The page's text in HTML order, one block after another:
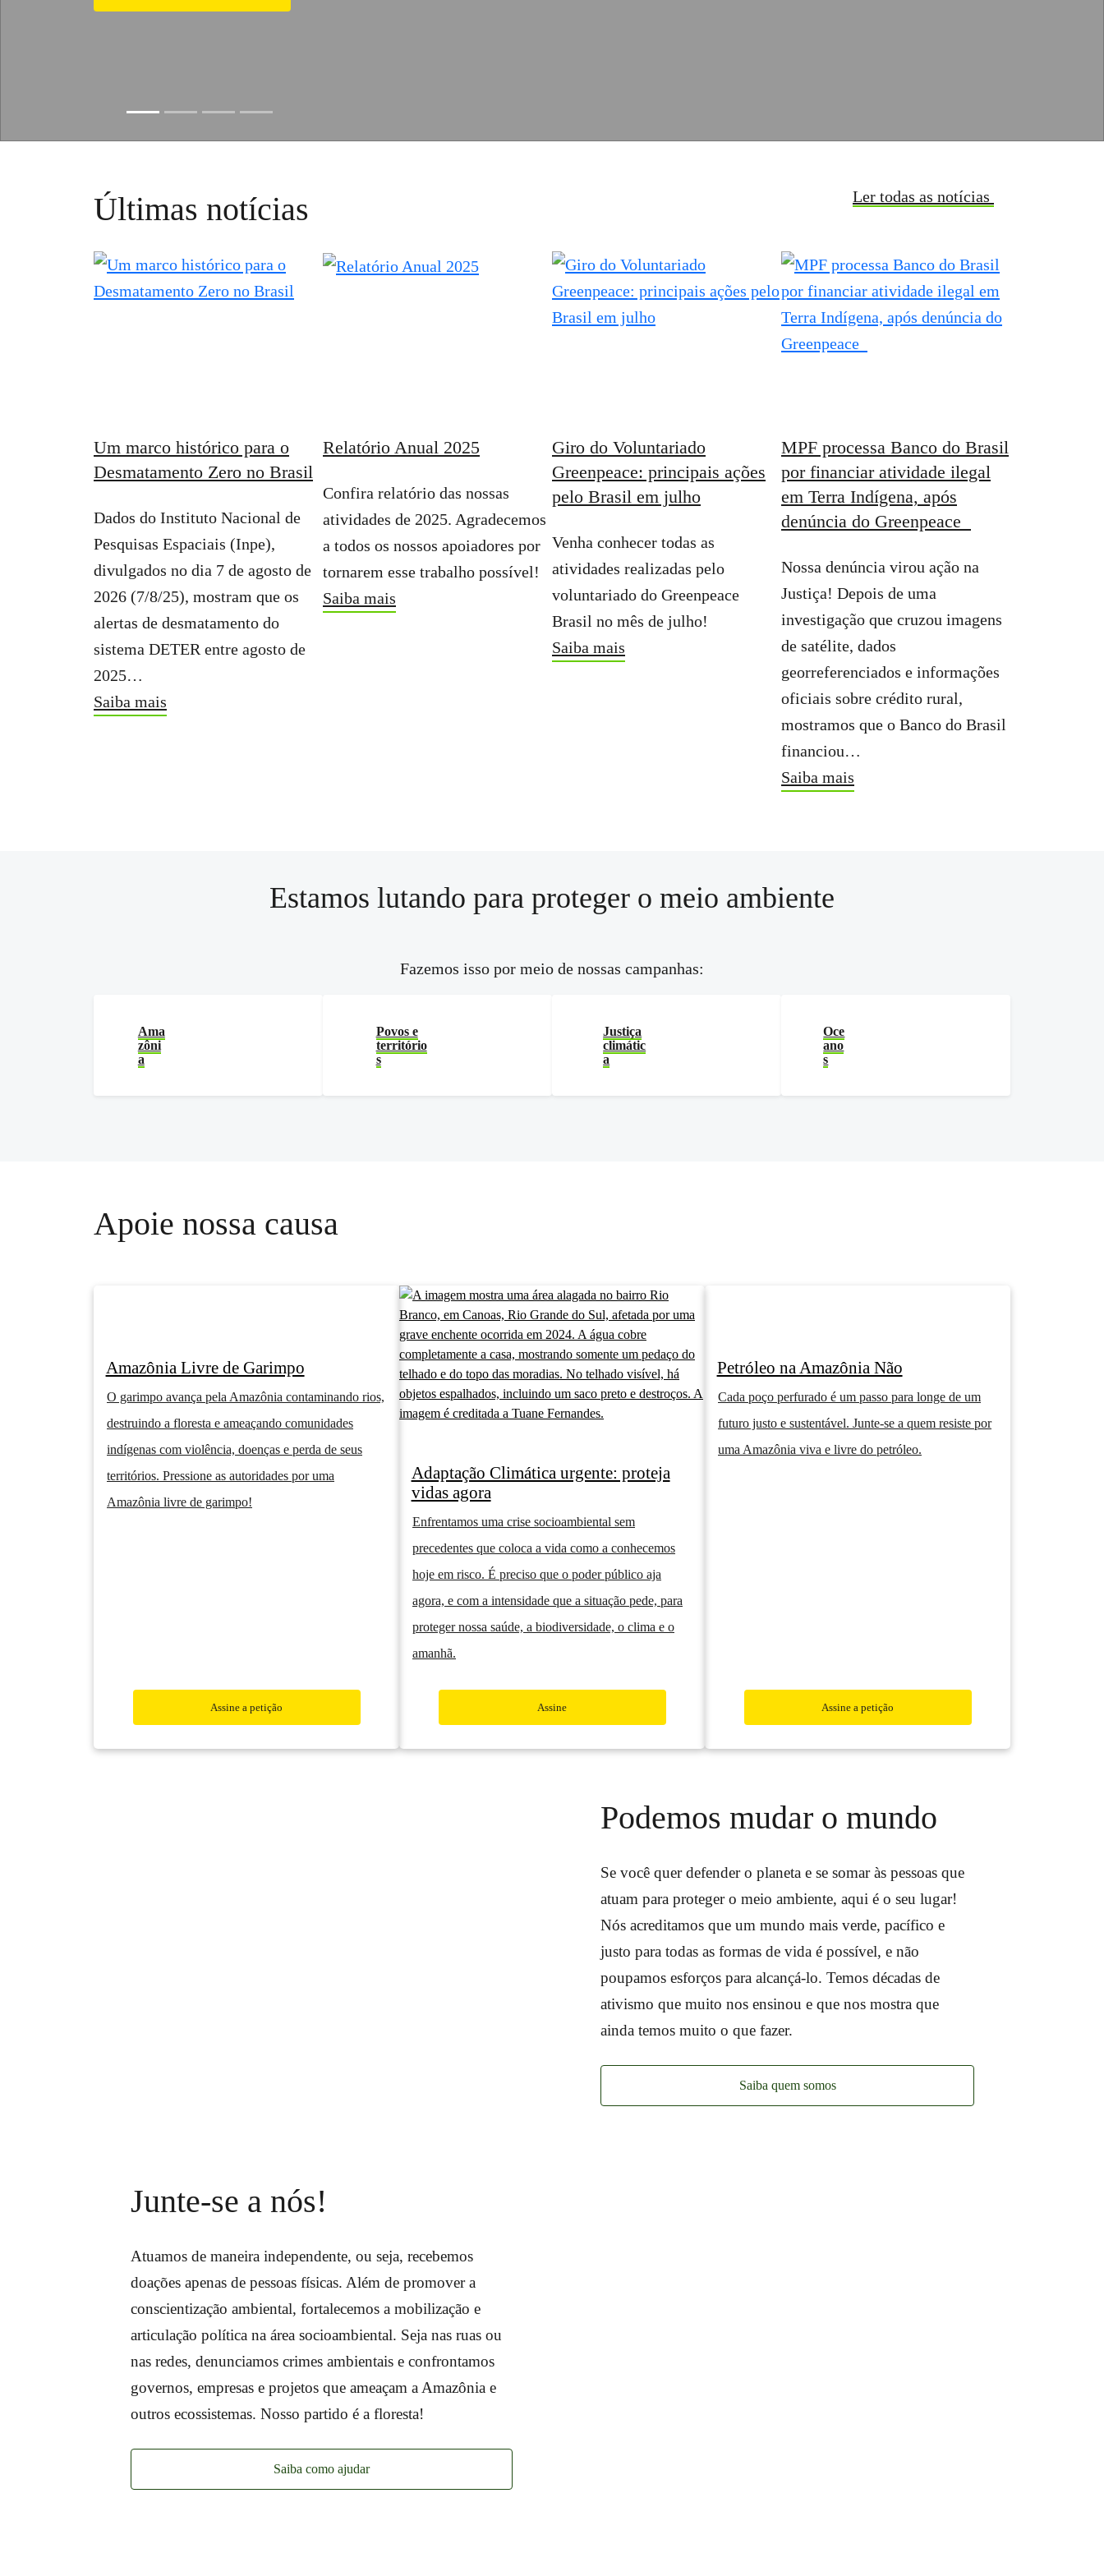
Ajude nossa investigações
Últimas notícias Ler todas as notícias
Um marco histórico para o
Desmatamento Zero no Brasil
Dados do Instituto Nacional de
Pesquisas Espaciais (Inpe),
divulgados no dia 7 de agosto de
2026 (7/8/25), mostram que os
alertas de desmatamento do
sistema DETER entre agosto de
2025…
Saiba mais
Relatório Anual 2025
Confira relatório das nossas
atividades de 2025. Agradecemos
a todos os nossos apoiadores por
tornarem esse trabalho possível!
Saiba mais
Giro do Voluntariado
Greenpeace: principais ações
pelo Brasil em julho
Venha conhecer todas as
atividades realizadas pelo
voluntariado do Greenpeace
Brasil no mês de julho!
Saiba mais
MPF processa Banco do Brasil
por financiar atividade ilegal
em Terra Indígena, após
denúncia do Greenpeace
Nossa denúncia virou ação na
Justiça! Depois de uma
investigação que cruzou imagens
de satélite, dados
georreferenciados e informações
oficiais sobre crédito rural,
mostramos que o Banco do Brasil
financiou…
Saiba mais
Estamos lutando para proteger o meio ambiente
Fazemos isso por meio de nossas campanhas:
Ama
zôni
a
Povos e
território
s
Justiça
climátic
a
Oce
ano
s
Apoie nossa causa
Amazônia Livre de Garimpo
O garimpo avança pela Amazônia contaminando rios,
destruindo a floresta e ameaçando comunidades
indígenas com violência, doenças e perda de seus
territórios. Pressione as autoridades por uma
Amazônia livre de garimpo!
Assine a petição
Adaptação Climática urgente: proteja
vidas agora
Enfrentamos uma crise socioambiental sem
precedentes que coloca a vida como a conhecemos
hoje em risco. É preciso que o poder público aja
agora, e com a intensidade que a situação pede, para
proteger nossa saúde, a biodiversidade, o clima e o
amanhã.
Assine
Petróleo na Amazônia Não
Cada poço perfurado é um passo para longe de um
futuro justo e sustentável. Junte-se a quem resiste por
uma Amazônia viva e livre do petróleo.
Assine a petição
Podemos mudar o mundo
Se você quer defender o planeta e se somar às pessoas que
atuam para proteger o meio ambiente, aqui é o seu lugar!
Nós acreditamos que um mundo mais verde, pacífico e
justo para todas as formas de vida é possível, e não
poupamos esforços para alcançá-lo. Temos décadas de
ativismo que muito nos ensinou e que nos mostra que
ainda temos muito o que fazer.
Saiba quem somos
Junte-se a nós!
Atuamos de maneira independente, ou seja, recebemos
doações apenas de pessoas físicas. Além de promover a
conscientização ambiental, fortalecemos a mobilização e
articulação política na área socioambiental. Seja nas ruas ou
nas redes, denunciamos crimes ambientais e confrontamos
governos, empresas e projetos que ameaçam a Amazônia e
outros ecossistemas. Nosso partido é a floresta!
Saiba como ajudar